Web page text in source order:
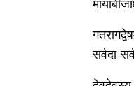
सर्वदा